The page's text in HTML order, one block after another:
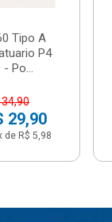
Tipo A
P4
- Po...
34,90
29,90
de R$ 5,98